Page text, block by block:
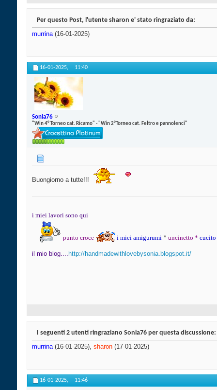
Per questo Post, l'utente sharon e' stato ringraziato da:
murrina(16-01-2025)
16-01-2025, 11:40
Sonia76
"Win 4° Torneo cat. Ricamo" - "Win 2°Torneo cat. Feltro e pannolenci"
Buongiorno a tutte!!!
i miei lavori sono qui
punto croce i miei amigurumi ​ * uncinetto * cucito
il mio blog.... http://handmadewithlovebysonia.blogspot.it/
I seguenti 2 utenti ringraziano Sonia76 per questa discussione:
murrina(16-01-2025), sharon (17-01-2025)
16-01-2025, 11:46